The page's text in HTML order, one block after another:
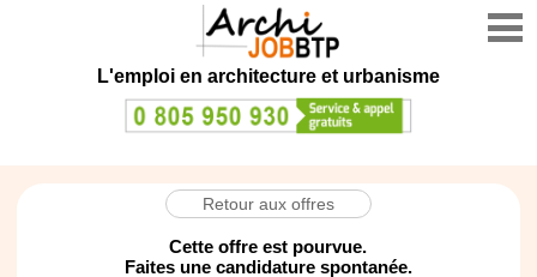
L'emploi en architecture et urbanisme
Retour aux offres
Cette offre est pourvue.
Faites une candidature spontanée.